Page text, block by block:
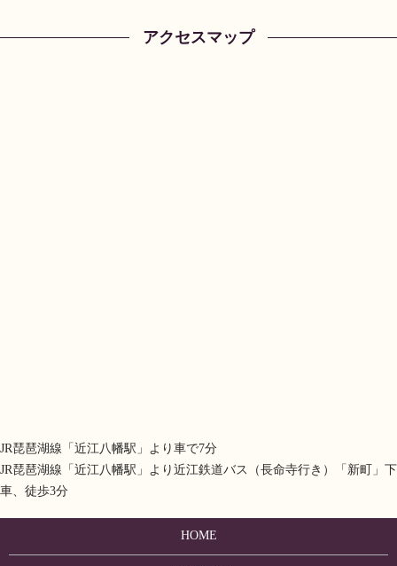
アクセスマップ
JR琵琶湖線「近江八幡駅」より車で7分
JR琵琶湖線「近江八幡駅」より近江鉄道バス（長命寺行き）「新町」下
車、徒歩3分
HOME